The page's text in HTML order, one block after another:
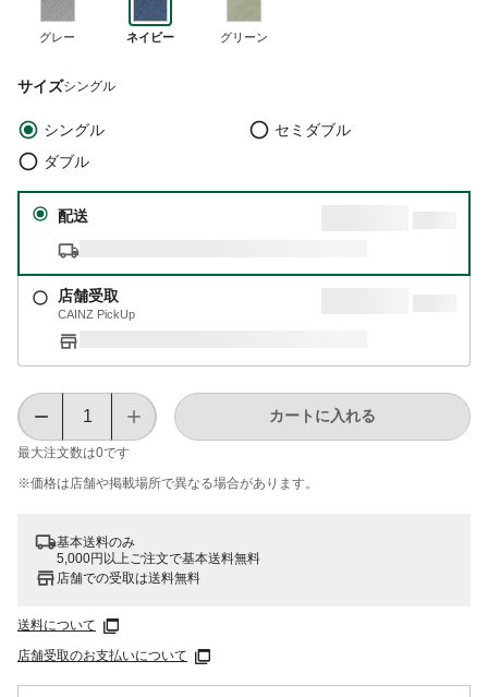
グレー ネイビー グリーン
サイズシングル
シングル
セミダブル
ダブル
配送
店舗受取
CAINZ PickUp
最大注文数は0です
カートに入れる
※価格は​店舗や​掲載場所で​異なる​場合が​あります。
基本送料のみ
5,000円以上ご注文で基本送料無料
店舗での受取は送料無料
送料について
店舗受取のお支払いについて